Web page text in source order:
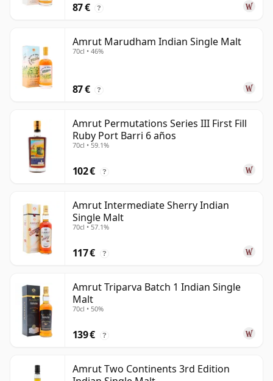
87 € ?
Amrut Marudham Indian Single Malt
70cl • 46%
87 € ?
Amrut Permutations Series III First Fill
Ruby Port Barri 6 años
70cl • 59.1%
102 € ?
Amrut Intermediate Sherry Indian
Single Malt
70cl • 57.1%
117 € ?
Amrut Triparva Batch 1 Indian Single
Malt
70cl • 50%
139 € ?
Amrut Two Continents 3rd Edition